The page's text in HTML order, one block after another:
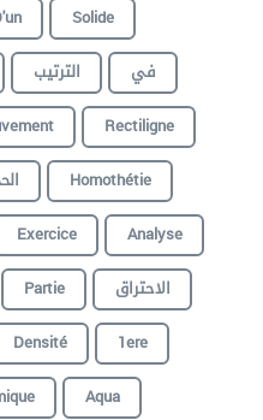
Solide
الترتيب
في
Rectiligne
Homothétie
Exercice
Analyse
Partie
الاحتراق
Densité
1ere
Aqua